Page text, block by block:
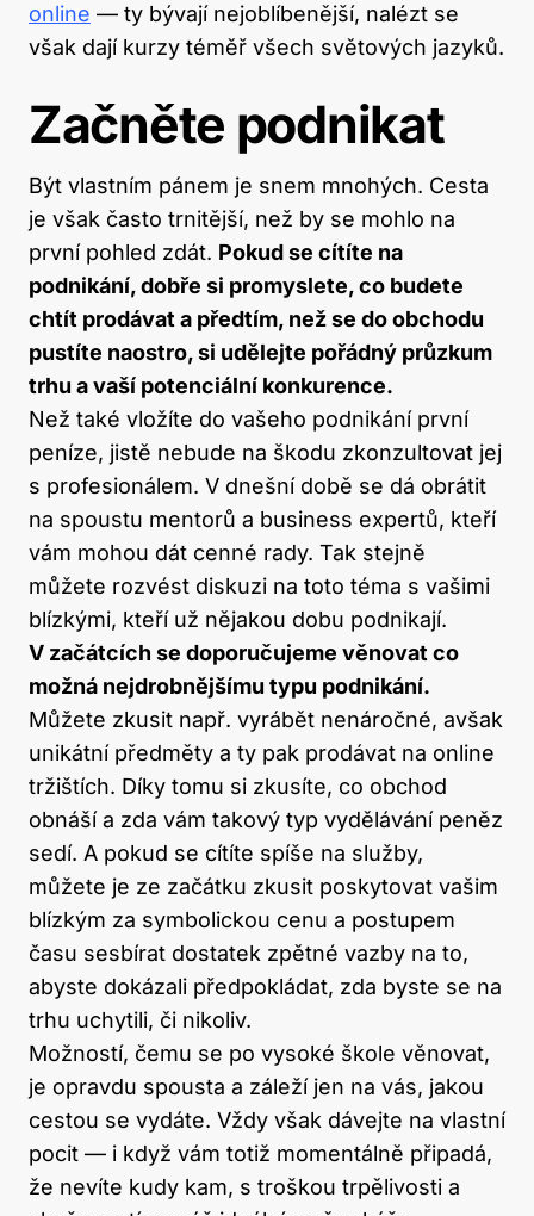
online — ty bývají nejoblíbenější, nalézt se
však dají kurzy téměř všech světových jazyků.
Začněte podnikat
Být vlastním pánem je snem mnohých. Cesta
je však často trnitější, než by se mohlo na
první pohled zdát. Pokud se cítíte na
podnikání, dobře si promyslete, co budete
chtít prodávat a předtím, než se do obchodu
pustíte naostro, si udělejte pořádný průzkum
trhu a vaší potenciální konkurence.
Než také vložíte do vašeho podnikání první
peníze, jistě nebude na škodu zkonzultovat jej
s profesionálem. V dnešní době se dá obrátit
na spoustu mentorů a business expertů, kteří
vám mohou dát cenné rady. Tak stejně
můžete rozvést diskuzi na toto téma s vašimi
blízkými, kteří už nějakou dobu podnikají.
V začátcích se doporučujeme věnovat co
možná nejdrobnějšímu typu podnikání.
Můžete zkusit např. vyrábět nenáročné, avšak
unikátní předměty a ty pak prodávat na online
tržištích. Díky tomu si zkusíte, co obchod
obnáší a zda vám takový typ vydělávání peněz
sedí. A pokud se cítíte spíše na služby,
můžete je ze začátku zkusit poskytovat vašim
blízkým za symbolickou cenu a postupem
času sesbírat dostatek zpětné vazby na to,
abyste dokázali předpokládat, zda byste se na
trhu uchytili, či nikoliv.
Možností, čemu se po vysoké škole věnovat,
je opravdu spousta a záleží jen na vás, jakou
cestou se vydáte. Vždy však dávejte na vlastní
pocit — i když vám totiž momentálně připadá,
že nevíte kudy kam, s troškou trpělivosti a